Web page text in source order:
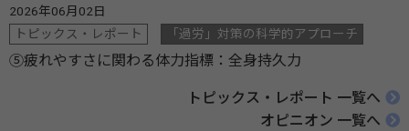
2026年06月02日
トピックス・レポート
「過労」対策の科学的アプローチ
⑤疲れやすさに関わる体力指標：全身持久力
トピックス・レポート 一覧へ
オピニオン 一覧へ